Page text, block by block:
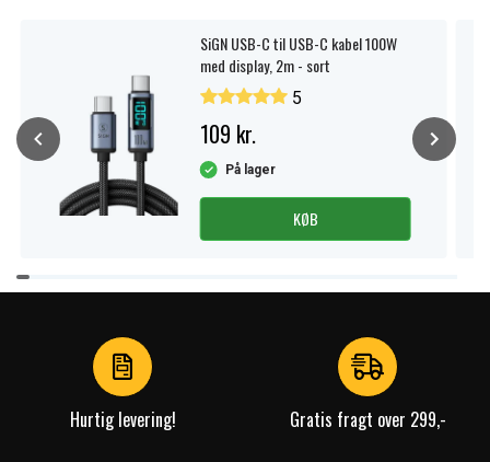
SiGN USB-C til USB-C kabel 100W
med display, 2m - sort
5
109 kr.
På lager
KØB
Item
1
Hurtig levering! Gratis fragt over 299,-